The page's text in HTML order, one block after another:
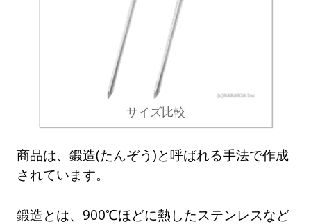
サイズ比較
商品は、鍛造(たんぞう)と呼ばれる手法で作成
されています。
鍛造とは、900℃ほどに熱したステンレスなど